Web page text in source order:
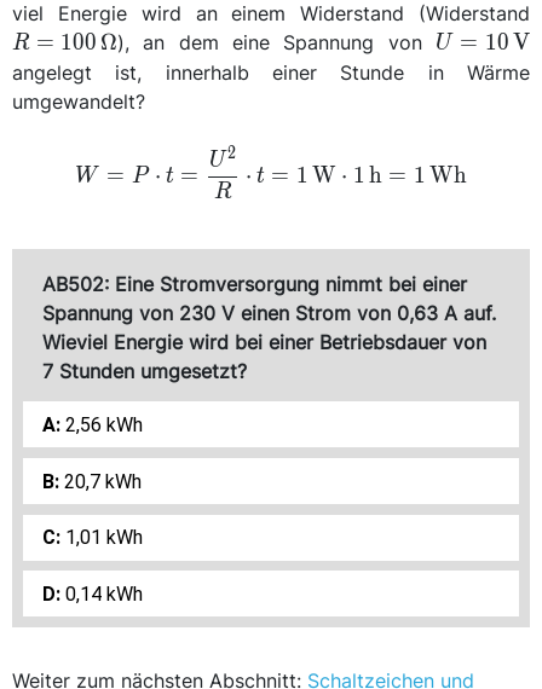
viel Energie wird an einem Widerstand (Widerstand
R = 100 Ω), an dem eine Spannung von
{\volt}
U = 10V
angelegt ist, innerhalb einer Stunde in Wärme
umgewandelt?
t =
{\watt}
\cdot
\qty{1}
\qty{1}
W = P ⋅ t =
R
U2
⋅ t = 1 W ⋅ 1 h = 1 Wh
AB502: Eine Stromversorgung nimmt bei einer
Spannung von 230 V einen Strom von 0,63 A auf.
Wieviel Energie wird bei einer Betriebsdauer von
7 Stunden umgesetzt?
2,56 kWh
20,7 kWh
1,01 kWh
0,14 kWh
Weiter zum nächsten Abschnitt: Schaltzeichen und